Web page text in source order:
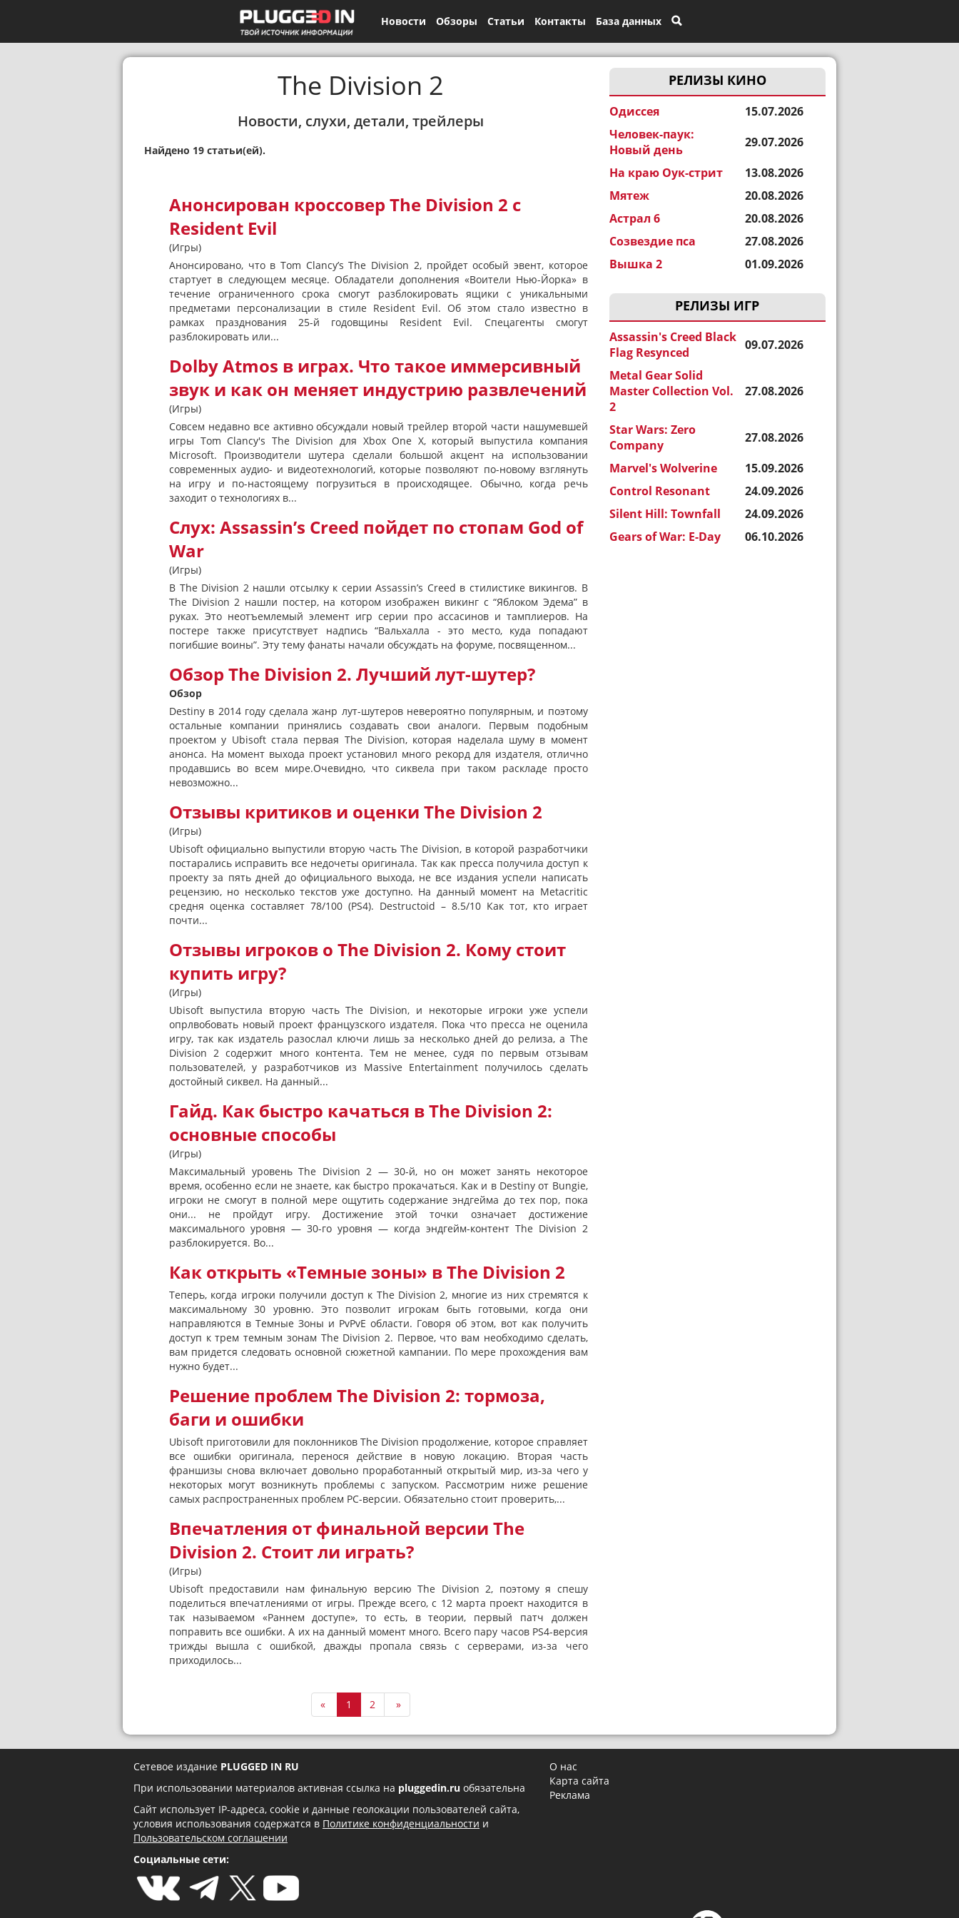
Новости Обзоры Статьи Контакты База данных
РЕЛИЗЫ КИНО
Одиссея
15.07.2026
Человек-паук:
Новый день
29.07.2026
На краю Оук-стрит
13.08.2026
Мятеж
20.08.2026
Астрал 6
20.08.2026
Созвездие пса
27.08.2026
Вышка 2
01.09.2026
РЕЛИЗЫ ИГР
Assassin's Creed Black
Flag Resynced
09.07.2026
Metal Gear Solid
Master Collection Vol.
2
27.08.2026
Star Wars: Zero
Company
27.08.2026
Marvel's Wolverine
15.09.2026
Control Resonant
24.09.2026
Silent Hill: Townfall
24.09.2026
Gears of War: E-Day
06.10.2026
The Division 2
Новости, слухи, детали, трейлеры
Найдено 19 статьи(ей).
Анонсирован кроссовер The Division 2 с
Resident Evil
(Игры)
Анонсировано, что в Tom Clancy’s The Division 2, пройдет особый эвент, которое
стартует в следующем месяце. Обладатели дополнения «Воители Нью-Йорка» в
течение ограниченного срока смогут разблокировать ящики с уникальными
предметами персонализации в стиле Resident Evil. Об этом стало известно в
рамках празднования 25-й годовщины Resident Evil. Спецагенты смогут
разблокировать или...
Dolby Atmos в играх. Что такое иммерсивный
звук и как он меняет индустрию развлечений
(Игры)
Совсем недавно все активно обсуждали новый трейлер второй части нашумевшей
игры Tom Clancy's The Division для Xbox One X, который выпустила компания
Microsoft. Производители шутера сделали большой акцент на использовании
современных аудио- и видеотехнологий, которые позволяют по-новому взглянуть
на игру и по-настоящему погрузиться в происходящее. Обычно, когда речь
заходит о технологиях в...
Слух: Assassin’s Creed пойдет по стопам God of
War
(Игры)
В The Division 2 нашли отсылку к серии Assassin’s Creed в стилистике викингов. В
The Division 2 нашли постер, на котором изображен викинг с “Яблоком Эдема” в
руках. Это неотъемлемый элемент игр серии про ассасинов и тамплиеров. На
постере также присутствует надпись “Вальхалла - это место, куда попадают
погибшие воины”. Эту тему фанаты начали обсуждать на форуме, посвященном...
Обзор The Division 2. Лучший лут-шутер?
Обзор
Destiny в 2014 году сделала жанр лут-шутеров невероятно популярным, и поэтому
остальные компании принялись создавать свои аналоги. Первым подобным
проектом у Ubisoft стала первая The Division, которая наделала шуму в момент
анонса. На момент выхода проект установил много рекорд для издателя, отлично
продавшись во всем мире.Очевидно, что сиквела при таком раскладе просто
невозможно...
Отзывы критиков и оценки The Division 2
(Игры)
Ubisoft официально выпустили вторую часть The Division, в которой разработчики
постарались исправить все недочеты оригинала. Так как пресса получила доступ к
проекту за пять дней до официального выхода, не все издания успели написать
рецензию, но несколько текстов уже доступно. На данный момент на Metacritic
средня оценка составляет 78/100 (PS4). Destructoid – 8.5/10 Как тот, кто играет
почти...
Отзывы игроков о The Division 2. Кому стоит
купить игру?
(Игры)
Ubisoft выпустила вторую часть The Division, и некоторые игроки уже успели
опрлвобовать новый проект французского издателя. Пока что пресса не оценила
игру, так как издатель разослал ключи лишь за несколько дней до релиза, а The
Division 2 содержит много контента. Тем не менее, судя по первым отзывам
пользователей, у разработчиков из Massive Entertainment получилось сделать
достойный сиквел. На данный...
Гайд. Как быстро качаться в The Division 2:
основные способы
(Игры)
Максимальный уровень The Division 2 — 30-й, но он может занять некоторое
время, особенно если не знаете, как быстро прокачаться. Как и в Destiny от Bungie,
игроки не смогут в полной мере ощутить содержание эндгейма до тех пор, пока
они... не пройдут игру. Достижение этой точки означает достижение
максимального уровня — 30-го уровня — когда эндгейм-контент The Division 2
разблокируется. Во...
Как открыть «Темные зоны» в The Division 2
Теперь, когда игроки получили доступ к The Division 2, многие из них стремятся к
максимальному 30 уровню. Это позволит игрокам быть готовыми, когда они
направляются в Темные Зоны и PvPvE области. Говоря об этом, вот как получить
доступ к трем темным зонам The Division 2. Первое, что вам необходимо сделать,
вам придется следовать основной сюжетной кампании. По мере прохождения вам
нужно будет...
Решение проблем The Division 2: тормоза,
баги и ошибки
Ubisoft приготовили для поклонников The Division продолжение, которое справляет
все ошибки оригинала, перенося действие в новую локацию. Вторая часть
франшизы снова включает довольно проработанный открытый мир, из-за чего у
некоторых могут возникнуть проблемы с запуском. Рассмотрим ниже решение
самых распространенных проблем PC-версии. Обязательно стоит проверить,...
Впечатления от финальной версии The
Division 2. Стоит ли играть?
(Игры)
Ubisoft предоставили нам финальную версию The Division 2, поэтому я спешу
поделиться впечатлениями от игры. Прежде всего, с 12 марта проект находится в
так называемом «Раннем доступе», то есть, в теории, первый патч должен
поправить все ошибки. А их на данный момент много. Всего пару часов PS4-версия
трижды вышла с ошибкой, дважды пропала связь с серверами, из-за чего
приходилось...
« 1 2 »
Сетевое издание PLUGGED IN RU
При использовании материалов активная ссылка на pluggedin.ru обязательна
Сайт использует IP-адреса, cookie и данные геолокации пользователей сайта,
условия использования содержатся в Политике конфиденциальности и
Пользовательском соглашении
Социальные сети:
О нас
Карта сайта
Реклама